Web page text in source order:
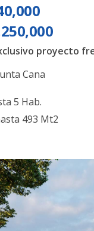
Cana
5 Hab.
493 Mt2